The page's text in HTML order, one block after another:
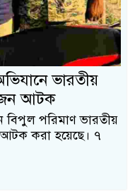
ভারতীয়
আটক
বিপুল পরিমাণ ভারতীয়
করা হয়েছে। ৭